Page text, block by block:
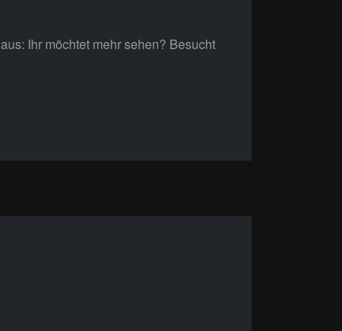
Ihr möchtet mehr sehen? Besucht